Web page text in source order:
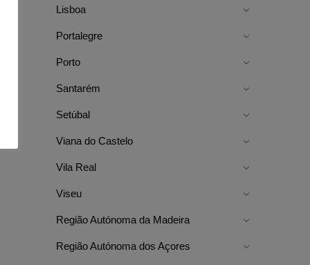
Lisboa
Portalegre
Porto
Santarém
Setúbal
Viana do Castelo
Vila Real
Viseu
Região Autónoma da Madeira
Região Autónoma dos Açores